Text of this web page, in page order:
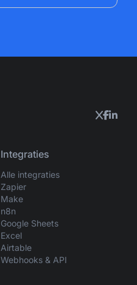
Integraties
Alle integraties
Zapier
Make
n8n
Google Sheets
Excel
Airtable
Webhooks & API